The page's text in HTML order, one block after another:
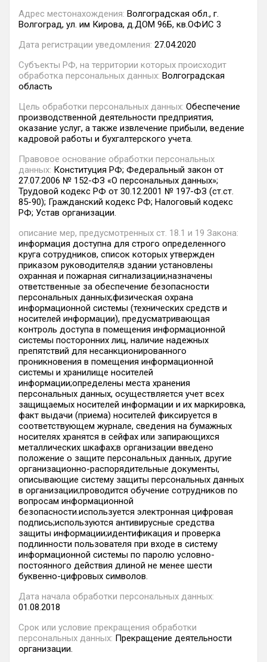
Адрес местонахождения: Волгоградская обл., г.
Волгоград, ул. им Кирова, д.ДОМ 96Б, кв.ОФИС 3
Дата регистрации уведомления: 27.04.2020
Субъекты РФ, на территории которых происходит
обработка персональных данных: Волгоградская
область
Цель обработки персональных данных: Обеспечение
производственной деятельности предприятия,
оказание услуг, а также извлечение прибыли, ведение
кадровой работы и бухгалтерского учета.
Правовое основание обработки персональных
данных: Конституция РФ; Федеральный закон от
27.07.2006 № 152-ФЗ «О персональных данных»;
Трудовой кодекс РФ от 30.12.2001 № 197-ФЗ (ст.ст.
85-90); Гражданский кодекс РФ; Налоговый кодекс
РФ; Устав организации.
описание мер, предусмотренных ст. 18.1 и 19 Закона:
информация доступна для строго определенного
круга сотрудников, список которых утвержден
приказом руководителя;в здании установлены
охранная и пожарная сигнализации;назначены
ответственные за обеспечение безопасности
персональных данных;физическая охрана
информационной системы (технических средств и
носителей информации), предусматривающая
контроль доступа в помещения информационной
системы посторонних лиц, наличие надежных
препятствий для несанкционированного
проникновения в помещения информационной
системы и хранилище носителей
информации;определены места хранения
персональных данных, осуществляется учет всех
защищаемых носителей информации и их маркировка,
факт выдачи (приема) носителей фиксируется в
соответствующем журнале, сведения на бумажных
носителях хранятся в сейфах или запирающихся
металлических шкафах;в организации введено
положение о защите персональных данных, другие
организационно-распорядительные документы,
описывающие систему защиты персональных данных
в организации;проводится обучение сотрудников по
вопросам информационной
безопасности.используется электронная цифровая
подпись;используются антивирусные средства
защиты информации;идентификация и проверка
подлинности пользователя при входе в систему
информационной системы по паролю условно-
постоянного действия длиной не менее шести
буквенно-цифровых символов.
Дата начала обработки персональных данных:
01.08.2018
Срок или условие прекращения обработки
персональных данных: Прекращение деятельности
организации.